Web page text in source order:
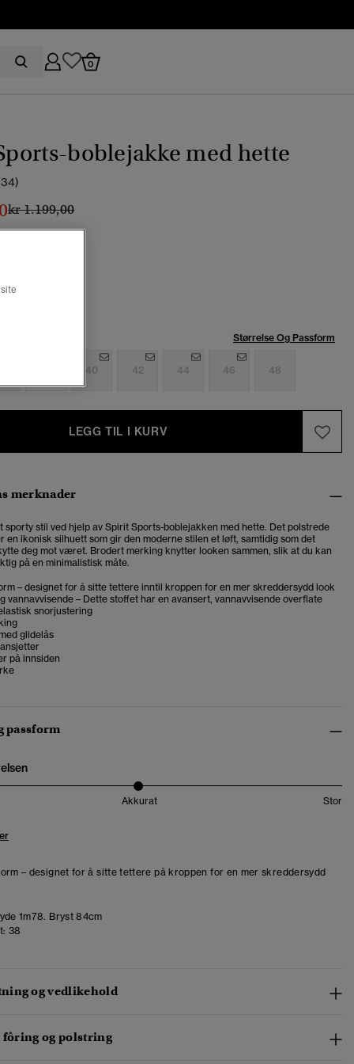
0
boblejakke med hette
Pris nedsatt fra
kr 1.199,00til
Størrelse Og Passform
40 42 44 46 48
LEGG TIL I KURV
merknader
stil ved hjelp av Spirit Sports-boblejakken med hette. Det polstrede
en ikonisk silhuett som gir den moderne stilen et løft, samtidig som det
deg mot været. Brodert merking knytter looken sammen, slik at du kan
på en minimalistisk måte.
– designet for å sitte tettere inntil kroppen for en mer skreddersydd look
vannavvisende – Dette stoffet har en avansert, vannavvisende overflate
snorjustering
glidelås
på innsiden
passform
Akkurat Stor
– designet for å sitte tettere på kroppen for en mer skreddersydd
1m78. Bryst 84cm
38
og vedlikehold
og polstring